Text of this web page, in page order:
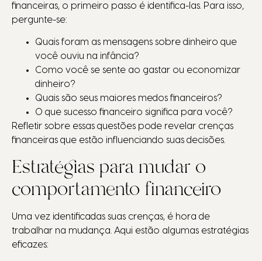
financeiras, o primeiro passo é identifica-las. Para isso,
pergunte-se:
Quais foram as mensagens sobre dinheiro que
você ouviu na infância?
Como você se sente ao gastar ou economizar
dinheiro?
Quais são seus maiores medos financeiros?
O que sucesso financeiro significa para você?
Refletir sobre essas questões pode revelar crenças
financeiras que estão influenciando suas decisões.
Estratégias para mudar o
comportamento financeiro
Uma vez identificadas suas crenças, é hora de
trabalhar na mudança. Aqui estão algumas estratégias
eficazes: